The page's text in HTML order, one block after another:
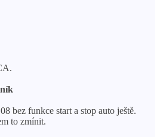
bez funkce start a stop auto ještě.
to zmínit.